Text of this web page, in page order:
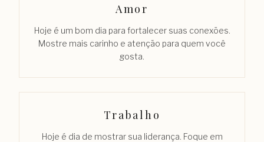
Amor
Hoje é um bom dia para fortalecer suas conexões.
Mostre mais carinho e atenção para quem você
gosta.
Trabalho
Hoje é dia de mostrar sua liderança. Foque em